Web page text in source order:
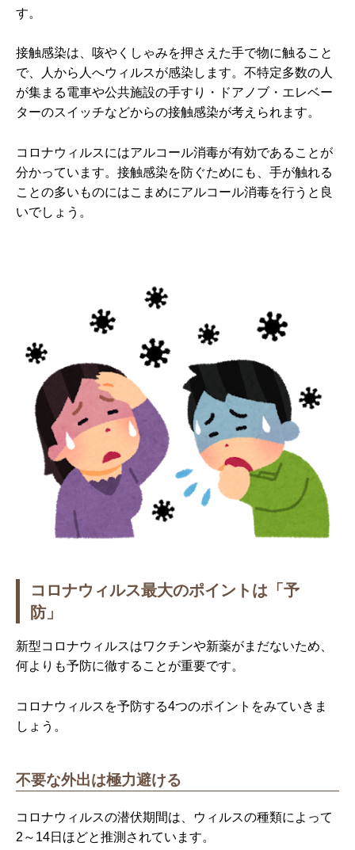
す。
接触感染は、咳やくしゃみを押さえた手で物に触ること
で、人から人へウィルスが感染します。不特定多数の人
が集まる電車や公共施設の手すり・ドアノブ・エレベー
ターのスイッチなどからの接触感染が考えられます。
コロナウィルスにはアルコール消毒が有効であることが
分かっています。接触感染を防ぐためにも、手が触れる
ことの多いものにはこまめにアルコール消毒を行うと良
いでしょう。
コロナウィルス最大のポイントは「予
防」
新型コロナウィルスはワクチンや新薬がまだないため、
何よりも予防に徹することが重要です。
コロナウィルスを予防する4つのポイントをみていきま
しょう。
不要な外出は極力避ける
コロナウィルスの潜伏期間は、ウィルスの種類によって
2～14日ほどと推測されています。